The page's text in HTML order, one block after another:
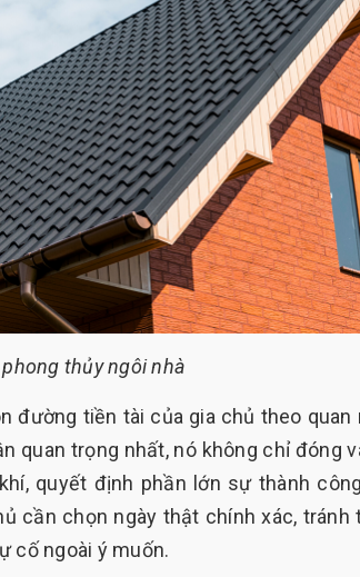
thủy ngôi nhà
đường tiền tài của gia chủ theo quan
quan trọng nhất, nó không chỉ đóng
quyết định phần lớn sự thành
cần chọn ngày thật chính xác, tránh
cố ngoài ý muốn.